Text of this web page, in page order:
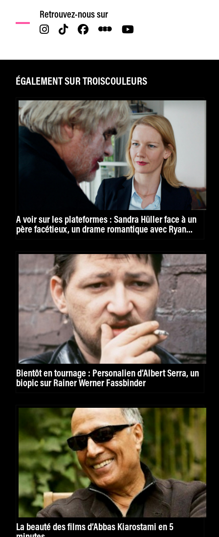
Retrouvez-nous sur
ÉGALEMENT SUR TROISCOULEURS
À voir sur les plateformes : Sandra Hüller face à un
père facétieux, un drame romantique avec Ryan
Bientôt en tournage : Personalien d’Albert Serra, un
biopic sur Rainer Werner Fassbinder
La beauté des films d’Abbas Kiarostami en 5